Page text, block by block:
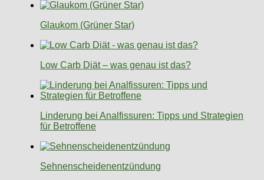
Glaukom (Grüner Star)
Low Carb Diät – was genau ist das?
Linderung bei Analfissuren: Tipps und Strategien
für Betroffene
Sehnenscheidenentzündung